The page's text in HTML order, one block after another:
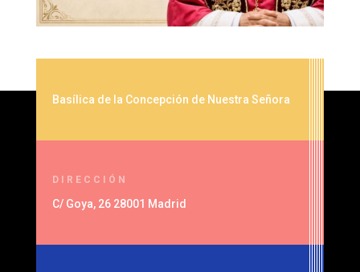
Basílica de la Concepción de Nuestra Señora
DIRECCIÓN
C/ Goya, 26 28001 Madrid